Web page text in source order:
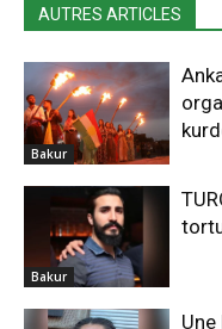
AUTRES ARTICLES
Bakur
Bakur